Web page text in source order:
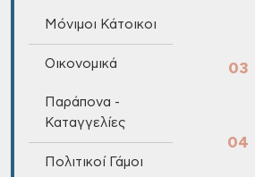
Μόνιμοι Κάτοικοι
Οικονομικά
Παράπονα -
Καταγγελίες
Πολιτικοί Γάμοι